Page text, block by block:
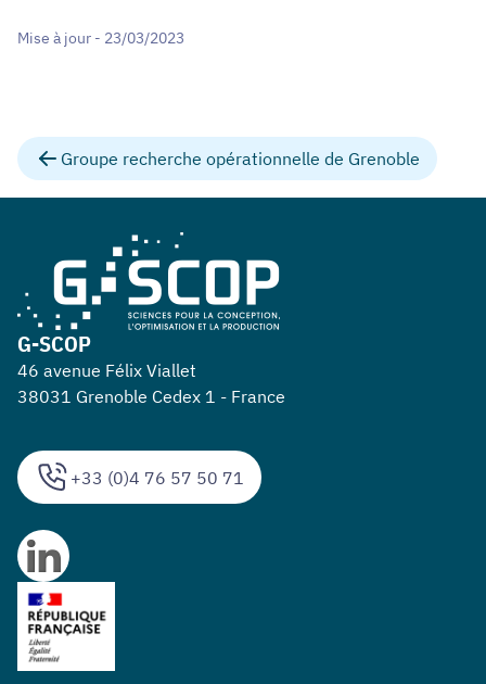
Mise à jour - 23/03/2023
Groupe recherche opérationnelle de Grenoble
+33 (0)4 76 57 50 71
G-SCOP
46 avenue Félix Viallet
38031 Grenoble Cedex 1 - France